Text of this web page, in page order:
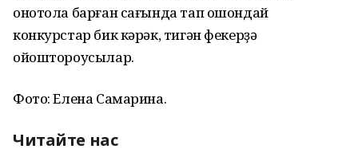
онотола барған сағында тап ошондай
конкурстар бик кәрәк, тигән фекерҙә
ойоштороусылар.
Фото: Елена Самарина.
Читайте нас